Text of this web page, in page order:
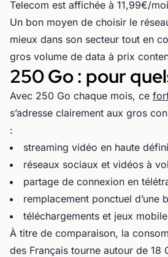
Telecom est affichée à 11,99€/
Un bon moyen de choisir le
mieux dans son secteur tout en
gros volume de data à prix
250 Go : pour
Avec 250 Go chaque mois, ce
s’adresse clairement aux gros
:
streaming vidéo en haute
réseaux sociaux et vidéos à
partage de connexion en
remplacement ponctuel d’une
téléchargements et jeux
À titre de comparaison, la
des Français tourne autour de 18